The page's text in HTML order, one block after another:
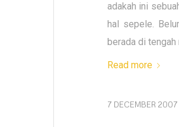
adakah ini
hal sepele.
berada di
Read more
7 DECEMBER 2007